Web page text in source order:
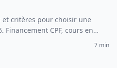
et critères pour choisir une
CPF, cours en
7 min